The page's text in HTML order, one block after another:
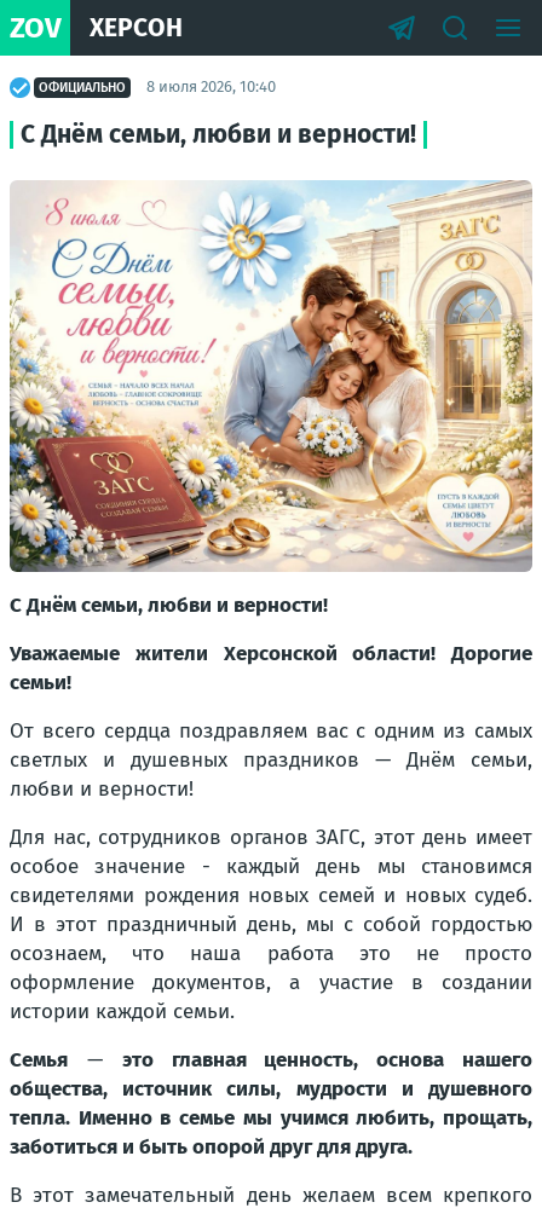
ZOV ХЕРСОН
ОФИЦИАЛЬНО 8 июля 2026, 10:40
С Днём семьи, любви и верности!
С Днём семьи, любви и верности!
Уважаемые жители Херсонской области! Дорогие
семьи!
От всего сердца поздравляем вас с одним из самых
светлых и душевных праздников — Днём семьи,
любви и верности!
Для нас, сотрудников органов ЗАГС, этот день имеет
особое значение - каждый день мы становимся
свидетелями рождения новых семей и новых судеб.
И в этот праздничный день, мы с собой гордостью
осознаем, что наша работа это не просто
оформление документов, а участие в создании
истории каждой семьи.
Семья — это главная ценность, основа нашего
общества, источник силы, мудрости и душевного
тепла. Именно в семье мы учимся любить, прощать,
заботиться и быть опорой друг для друга.
В этот замечательный день желаем всем крепкого